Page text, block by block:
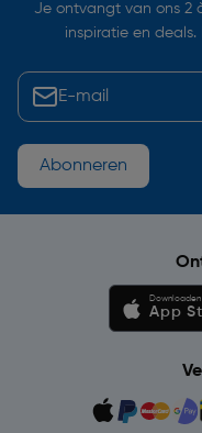
Je ontvangt van ons 2
inspiratie en deals.
Abonneren
Downloaden
App